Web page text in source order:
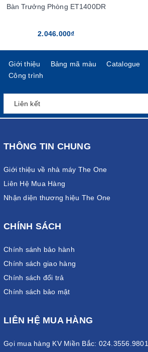
Bàn Trưởng Phòng ET1400DR
2.046.000₫
Giới thiệu Bảng mã màu Catalogue
Công trình
THÔNG TIN CHUNG
Giới thiệu về nhà máy The One
Liên Hệ Mua Hàng
Nhận diện thương hiệu The One
CHÍNH SÁCH
Chính sánh bảo hành
Chính sách giao hàng
Chính sách đổi trả
Chính sách bảo mật
LIÊN HỆ MUA HÀNG
Gọi mua hàng KV Miền Bắc: